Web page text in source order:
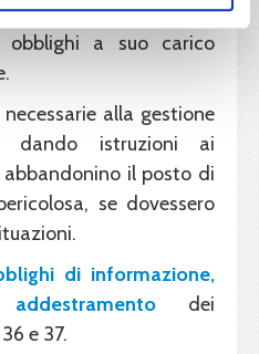
competente
obblighi a suo carico
alla gestione
dando istruzioni ai
il posto di
se dovessero
di informazione,
dei
e 37.